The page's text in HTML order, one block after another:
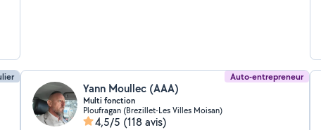
Auto-entrepreneur
Yann Moullec (AAA)
Multi fonction
Ploufragan (Brezillet-Les Villes Moisan)
4,5/5 (118 avis)